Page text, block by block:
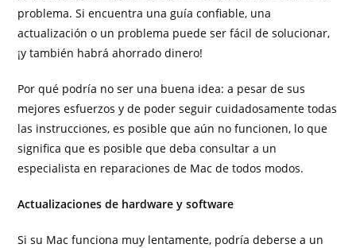
problema. Si encuentra una guía confiable, una
actualización o un problema puede ser fácil de solucionar,
¡y también habrá ahorrado dinero!
Por qué podría no ser una buena idea: a pesar de sus
mejores esfuerzos y de poder seguir cuidadosamente todas
las instrucciones, es posible que aún no funcionen, lo que
significa que es posible que deba consultar a un
especialista en reparaciones de Mac de todos modos.
Actualizaciones de hardware y software
Si su Mac funciona muy lentamente, podría deberse a un